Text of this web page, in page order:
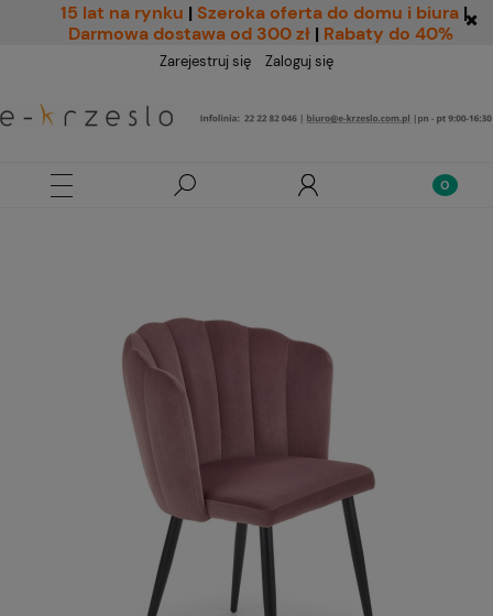
15 lat na rynku | Szeroka oferta do domu i biura |
Darmowa dostawa od 300 zł | Rabaty do 40%
Zarejestruj się Zaloguj się